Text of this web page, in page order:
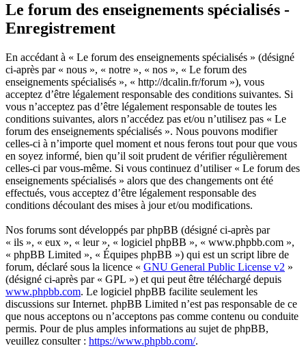
Le forum des enseignements spécialisés -
Enregistrement
En accédant à « Le forum des enseignements spécialisés » (désigné
ci-après par « nous », « notre », « nos », « Le forum des
enseignements spécialisés », « http://dcalin.fr/forum »), vous
acceptez d’être légalement responsable des conditions suivantes. Si
vous n’acceptez pas d’être légalement responsable de toutes les
conditions suivantes, alors n’accédez pas et/ou n’utilisez pas « Le
forum des enseignements spécialisés ». Nous pouvons modifier
celles-ci à n’importe quel moment et nous ferons tout pour que vous
en soyez informé, bien qu’il soit prudent de vérifier régulièrement
celles-ci par vous-même. Si vous continuez d’utiliser « Le forum des
enseignements spécialisés » alors que des changements ont été
effectués, vous acceptez d’être légalement responsable des
conditions découlant des mises à jour et/ou modifications.
Nos forums sont développés par phpBB (désigné ci-après par
« ils », « eux », « leur », « logiciel phpBB », « www.phpbb.com »,
« phpBB Limited », « Équipes phpBB ») qui est un script libre de
forum, déclaré sous la licence « GNU General Public License v2 »
(désigné ci-après par « GPL ») et qui peut être téléchargé depuis
www.phpbb.com. Le logiciel phpBB facilite seulement les
discussions sur Internet. phpBB Limited n’est pas responsable de ce
que nous acceptons ou n’acceptons pas comme contenu ou conduite
permis. Pour de plus amples informations au sujet de phpBB,
veuillez consulter : https://www.phpbb.com/.